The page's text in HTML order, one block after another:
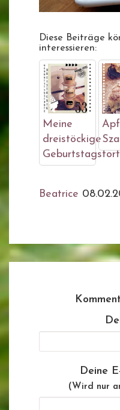
Diese Beiträge
interessieren:
Meine
dreistöckige
Beatrice
Deine
(Wird nur